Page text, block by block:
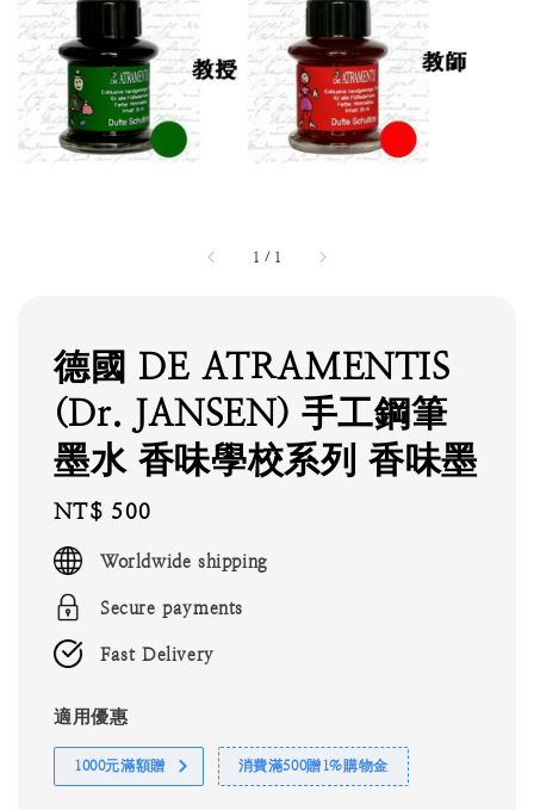
1 / 1
德國 DE ATRAMENTIS
(Dr. JANSEN) 手工鋼筆
墨水 香味學校系列 香味墨
Regular
price
NT$ 500
Worldwide shipping
Secure payments
Fast Delivery
適用優惠
1000元滿額贈 消費滿500贈1%購物金